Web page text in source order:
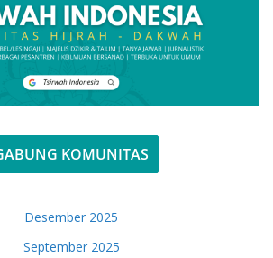
KOMUNITAS
Desember 2025
September 2025